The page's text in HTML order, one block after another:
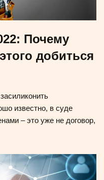
Почему
добиться
известно, в суде
– это уже не договор,